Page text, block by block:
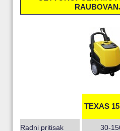
TEXAS
Radni pritisak
30-